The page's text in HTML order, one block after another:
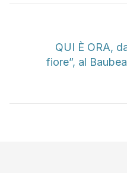
QUI È ORA,
fiore”, al